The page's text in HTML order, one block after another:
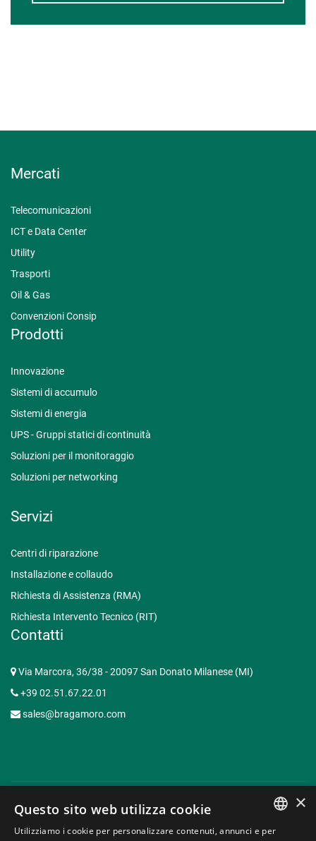
Mercati
Telecomunicazioni
ICT e Data Center
Utility
Trasporti
Oil & Gas
Convenzioni Consip
Prodotti
Innovazione
Sistemi di accumulo
Sistemi di energia
UPS - Gruppi statici di continuità
Soluzioni per il monitoraggio
Soluzioni per networking
Servizi
Centri di riparazione
Installazione e collaudo
Richiesta di Assistenza (RMA)
Richiesta Intervento Tecnico (RIT)
Contatti
Via Marcora, 36/38 - 20097 San Donato Milanese (MI)
+39 02.51.67.22.01
sales@bragamoro.com
© Copyright 2015-2026 Braga Moro Sistemi di Energia S.p.A. -
P.I. 07620910153 | Capitale Sociale € 3.062.935,50 - Web
×
Questo sito web utilizza cookie
Utilizziamo i cookie per personalizzare contenuti, annunci e per